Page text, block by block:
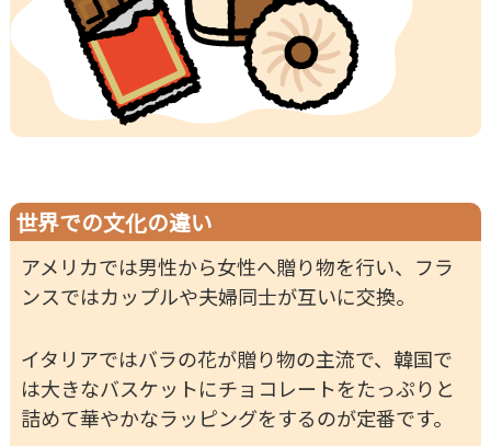
世界での文化の違い
アメリカでは男性から女性へ贈り物を行い、フラ
ンスではカップルや夫婦同士が互いに交換。
イタリアではバラの花が贈り物の主流で、韓国で
は大きなバスケットにチョコレートをたっぷりと
詰めて華やかなラッピングをするのが定番です。